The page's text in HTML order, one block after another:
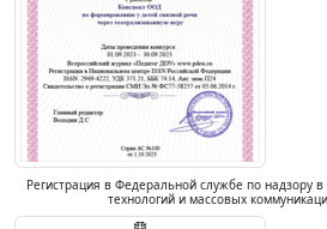
Регистрация в Федеральной службе по надзору
технологий и массовых